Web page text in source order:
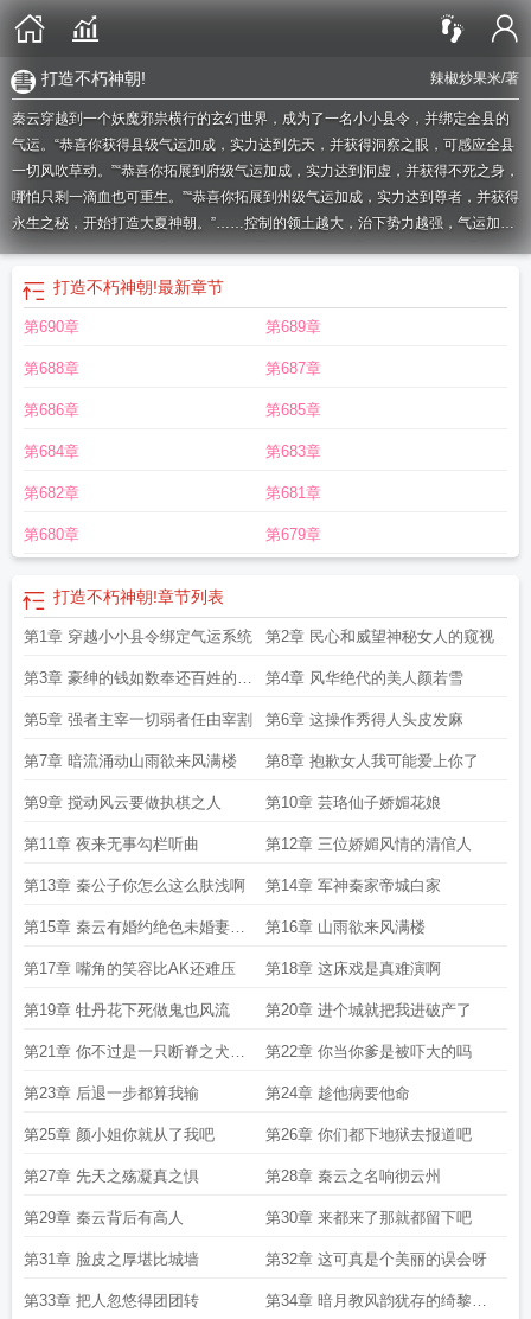
辣椒炒果米/著
打造不朽神朝!
秦云穿越到一个妖魔邪祟横行的玄幻世界，成为了一名小小县令，并绑定全县的
气运。“恭喜你获得县级气运加成，实力达到先天，并获得洞察之眼，可感应全县
一切风吹草动。”“恭喜你拓展到府级气运加成，实力达到洞虚，并获得不死之身，
哪怕只剩一滴血也可重生。”“恭喜你拓展到州级气运加成，实力达到尊者，并获得
永生之秘，开始打造大夏神朝。”……控制的领土越大，治下势力越强，气运加成
的幅度就越高。从此之后，秦云开始开疆拓土，治政安民。从一个小小的县令，
打造成一个享誉诸天万界的不朽皇朝。
幻开局绑定气运系统
局绑定县运
开局绑定族运打造不朽帝族笔趣阁
定运朝
开局绑定一地气运的 打造不朽神朝! 打造不朽神朝免费阅读
局扮演萧炎
打造不朽神朝!最新章节
第690章 第689章
第688章 第687章
第686章 第685章
第684章 第683章
第682章 第681章
第680章 第679章
打造不朽神朝!章节列表
第1章 穿越小小县令绑定气运系统 第2章 民心和威望神秘女人的窥视
第3章 豪绅的钱如数奉还百姓的钱
三七分账
第4章 风华绝代的美人颜若雪
第5章 强者主宰一切弱者任由宰割 第6章 这操作秀得人头皮发麻
第7章 暗流涌动山雨欲来风满楼 第8章 抱歉女人我可能爱上你了
第9章 搅动风云要做执棋之人 第10章 芸珞仙子娇媚花娘
第11章 夜来无事勾栏听曲 第12章 三位娇媚风情的清倌人
第13章 秦公子你怎么这么肤浅啊 第14章 军神秦家帝城白家
第15章 秦云有婚约绝色未婚妻白
瑾苏
第16章 山雨欲来风满楼
第17章 嘴角的笑容比AK还难压 第18章 这床戏是真难演啊
第19章 牡丹花下死做鬼也风流 第20章 进个城就把我进破产了
第21章 你不过是一只断脊之犬罢
了
第22章 你当你爹是被吓大的吗
第23章 后退一步都算我输 第24章 趁他病要他命
第25章 颜小姐你就从了我吧 第26章 你们都下地狱去报道吧
第27章 先天之殇凝真之惧 第28章 秦云之名响彻云州
第29章 秦云背后有高人 第30章 来都来了那就都留下吧
第31章 脸皮之厚堪比城墙 第32章 这可真是个美丽的误会呀
第33章 把人忽悠得团团转 第34章 暗月教风韵犹存的绮黎长